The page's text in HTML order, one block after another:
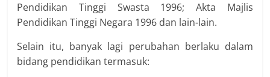
Pendidikan Tinggi Swasta 1996; Akta Majlis
Pendidikan Tinggi Negara 1996 dan lain-lain.
Selain itu, banyak lagi perubahan berlaku dalam
bidang pendidikan termasuk: